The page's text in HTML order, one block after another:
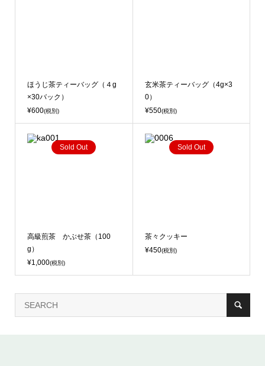
ほうじ茶ティーバッグ（４g
×30バック）
¥600(税別)
玄米茶ティーバッグ（4g×3
0）
¥550(税別)
Sold Out
高級煎茶 かぶせ茶（100
g）
¥1,000(税別)
Sold Out
茶々クッキー
¥450(税別)